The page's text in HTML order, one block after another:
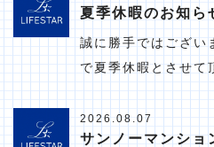
夏季休暇のお知ら
誠に勝手ではござい
で夏季休暇とさせて
2026.08.07
サンノーマンショ